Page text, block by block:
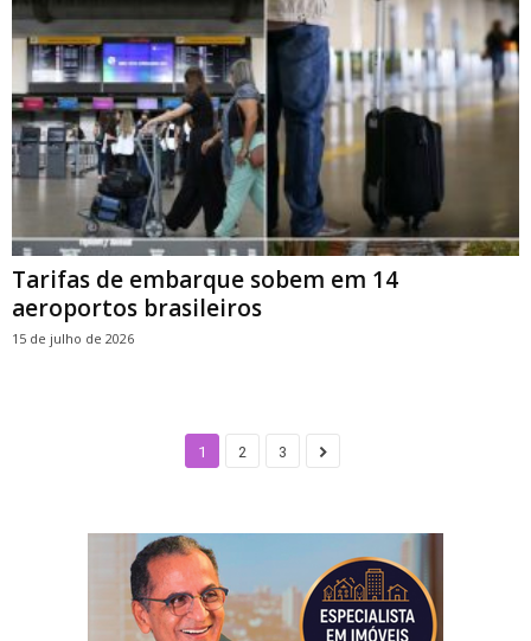
Tarifas de embarque sobem em 14
aeroportos brasileiros
15 de julho de 2026
1 2 3